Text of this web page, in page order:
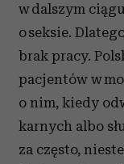
w dalszym
o seksie.
brak pracy.
pacjentów w
o nim, kiedy
karnych albo
za często,